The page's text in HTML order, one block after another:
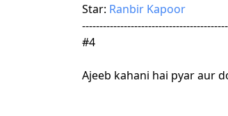
Star: Ranbir Kapoor
#4
Ajeeb kahani hai pyar aur